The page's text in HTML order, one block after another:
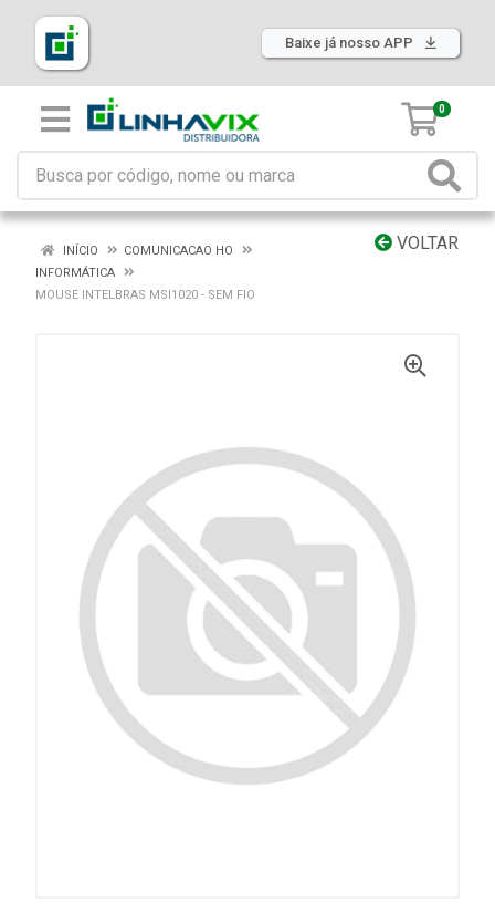
Baixe já nosso APP
0
VOLTAR
INÍCIO
COMUNICACAO HO
INFORMÁTICA
MOUSE INTELBRAS MSI1020 - SEM FIO